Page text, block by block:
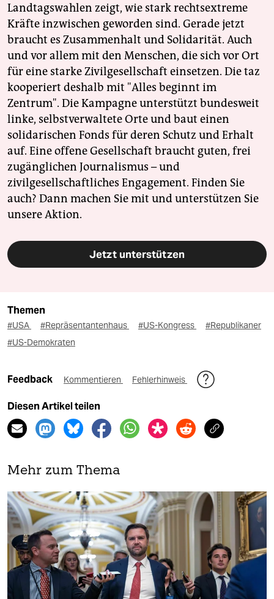
Landtagswahlen zeigt, wie stark rechtsextreme
Kräfte inzwischen geworden sind. Gerade jetzt
braucht es Zusammenhalt und Solidarität. Auch
und vor allem mit den Menschen, die sich vor Ort
für eine starke Zivilgesellschaft einsetzen. Die taz
kooperiert deshalb mit "Alles beginnt im
Zentrum". Die Kampagne unterstützt bundesweit
linke, selbstverwaltete Orte und baut einen
solidarischen Fonds für deren Schutz und Erhalt
auf. Eine offene Gesellschaft braucht guten, frei
zugänglichen Journalismus – und
zivilgesellschaftliches Engagement. Finden Sie
auch? Dann machen Sie mit und unterstützen Sie
unsere Aktion.
Jetzt unterstützen
Themen
#USA #Repräsentantenhaus #US-Kongress
#Republikaner
#US-Demokraten
Feedback Kommentieren Fehlerhinweis
Diesen Artikel teilen
Mehr zum Thema